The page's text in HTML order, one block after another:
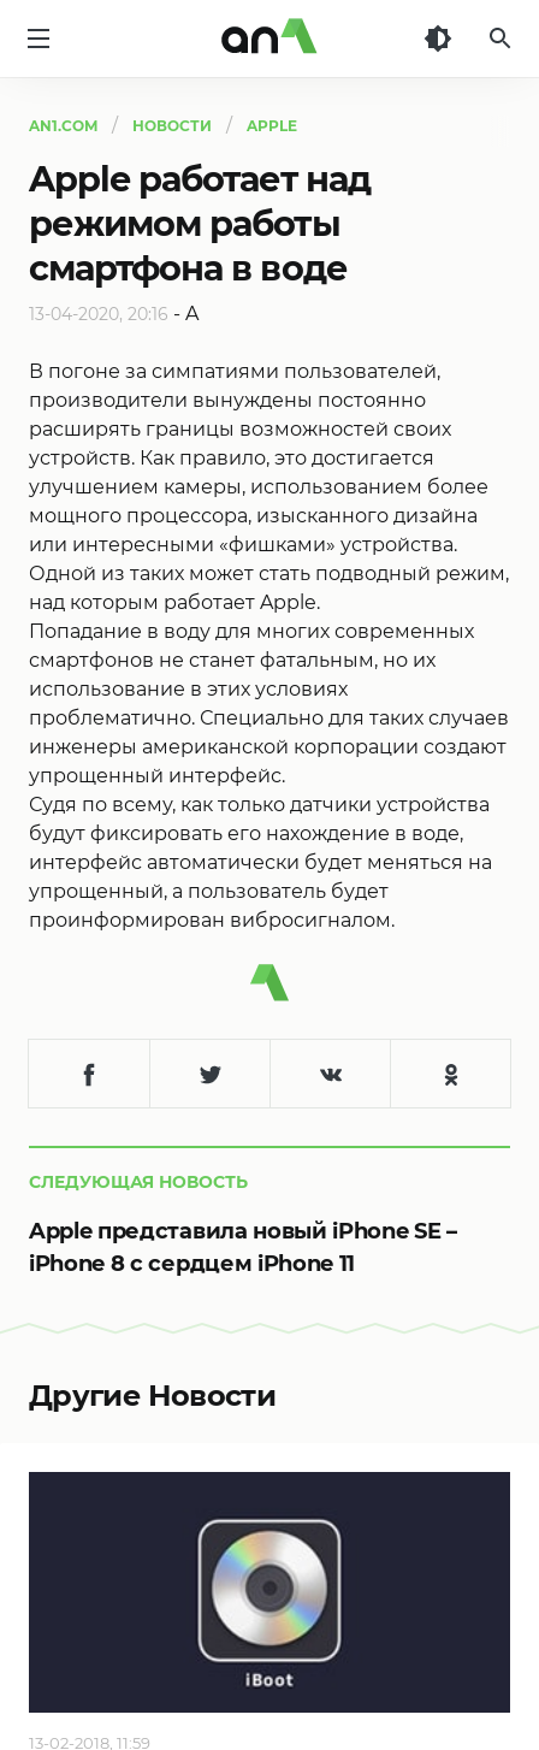
AN1.COM НОВОСТИ APPLE
Apple работает над
режимом работы
смартфона в воде
13-04-2020, 20:16 - A
В погоне за симпатиями пользователей,
производители вынуждены постоянно
расширять границы возможностей своих
устройств. Как правило, это достигается
улучшением камеры, использованием более
мощного процессора, изысканного дизайна
или интересными «фишками» устройства.
Одной из таких может стать подводный режим,
над которым работает Apple.
Попадание в воду для многих современных
смартфонов не станет фатальным, но их
использование в этих условиях
проблематично. Специально для таких случаев
инженеры американской корпорации создают
упрощенный интерфейс.
Судя по всему, как только датчики устройства
будут фиксировать его нахождение в воде,
интерфейс автоматически будет меняться на
упрощенный, а пользователь будет
проинформирован вибросигналом.
СЛЕДУЮЩАЯ НОВОСТЬ
Apple представила новый iPhone SE –
iPhone 8 с сердцем iPhone 11
Другие Новости
13-02-2018, 11:59